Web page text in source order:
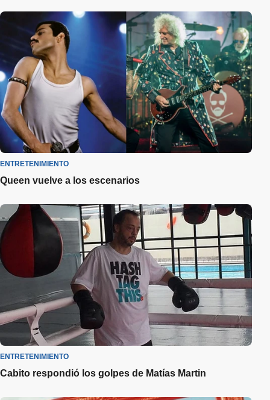
ENTRETENIMIENTO
Queen vuelve a los escenarios
ENTRETENIMIENTO
Cabito respondió los golpes de Matías Martin